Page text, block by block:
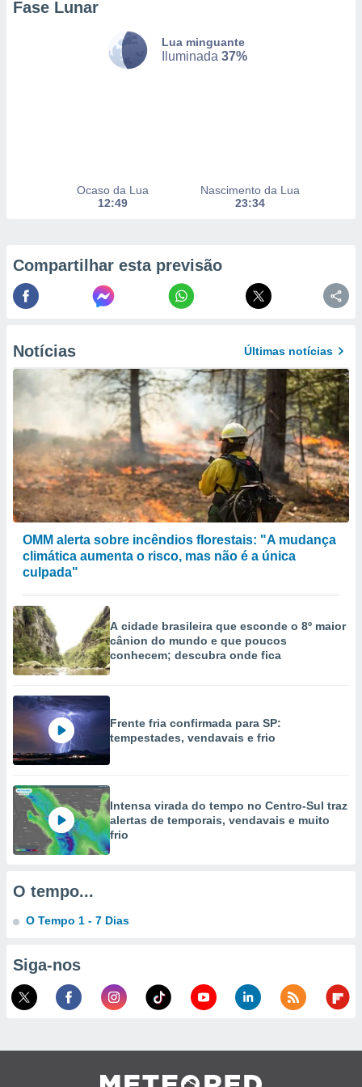
ou opor-
num
para
utilizar
criar
medir
da
medir o
dos
de
de dados
fontes,
e melhorar
dados
através
estudos
de
Fase Lunar
Lua minguante
Iluminada 37%
Ocaso da Lua
12:49
Nascimento da Lua
23:34
Compartilhar esta previsão
Notícias Últimas notícias
OMM alerta sobre incêndios florestais: "A mudança
climática aumenta o risco, mas não é a única
culpada"
A cidade brasileira que esconde o 8º maior
cânion do mundo e que poucos
conhecem; descubra onde fica
Frente fria confirmada para SP:
tempestades, vendavais e frio
Intensa virada do tempo no Centro-Sul traz
alertas de temporais, vendavais e muito
frio
O tempo...
O Tempo 1 - 7 Dias
Siga-nos